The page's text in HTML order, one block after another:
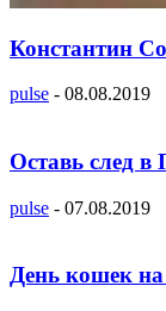
Константин
pulse - 08.08.2019
Оставь след в
pulse - 07.08.2019
День кошек